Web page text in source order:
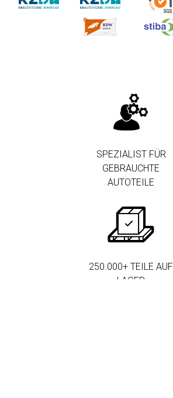
SPEZIALIST FÜR
GEBRAUCHTE
AUTOTEILE
250.000+ TEILE AUF
LAGER